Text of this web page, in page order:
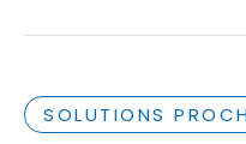
SOLUTIONS